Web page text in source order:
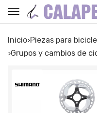
Inicio
piezas para
grupos y cambios de